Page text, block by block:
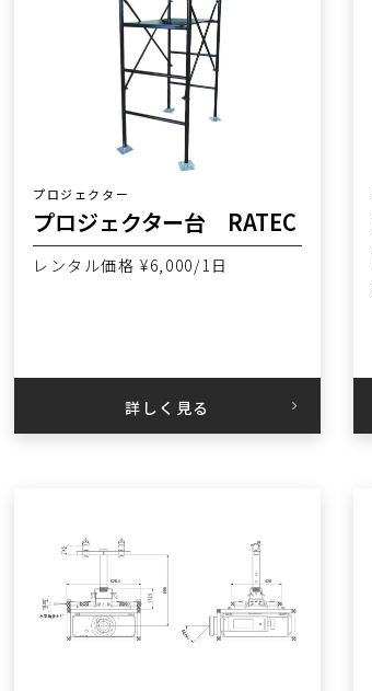
プロジェクター
プロジェクター台 RATEC
レンタル価格 ¥6,000/1日
詳しく見る